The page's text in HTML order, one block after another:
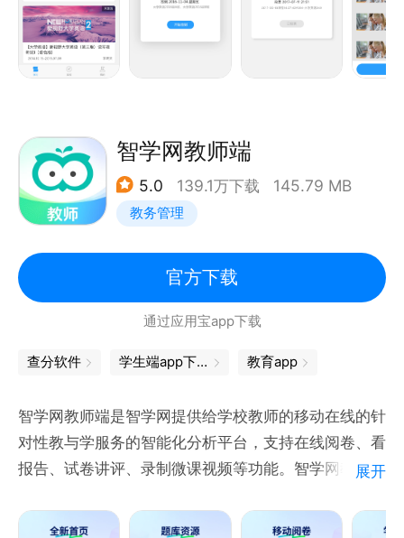
学，智慧学习。 U校园同步提供PC端与手机客户端，
两者自由切换，学习数据同步，助力学生随时随地泛在
学习。
智学网教师端
5.0 139.1万下载 145.79 MB
教务管理
官方下载
通过应用宝app下载
查分软件 学生端app下载 教育app
智学网教师端是智学网提供给学校教师的移动在线的针
对性教与学服务的智能化分析平台，支持在线阅卷、看
报告、试卷讲评、录制微课视频等功能。智学网教师端
给学生布置作业，对作业和试卷进行批改，还可以一键
展开